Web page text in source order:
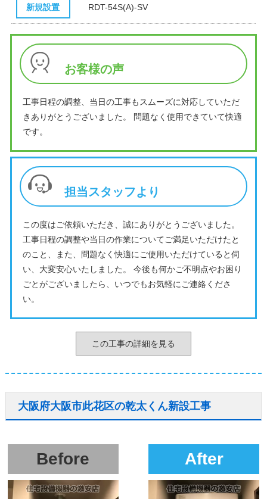
新規設置 RDT-54S(A)-SV
お客様の声
工事日程の調整、当日の工事もスムーズに対応していただ
きありがとうございました。 問題なく使用できていて快適
です。
担当スタッフより
この度はご依頼いただき、誠にありがとうございました。
工事日程の調整や当日の作業についてご満足いただけたと
のこと、また、問題なく快適にご使用いただけていると伺
い、大変安心いたしました。 今後も何かご不明点やお困り
ごとがございましたら、いつでもお気軽にご連絡くださ
い。
この工事の詳細を見る
大阪府大阪市此花区の乾太くん新設工事
Before After